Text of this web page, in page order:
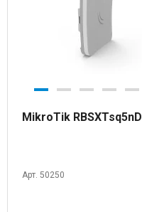
MikroTik RBSXTsq5nD
Арт. 50250